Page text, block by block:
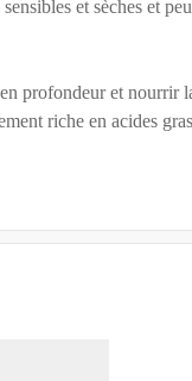
et sèches et
profondeur et nourrir
riche en acides